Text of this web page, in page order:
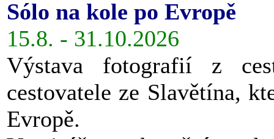
Sólo na kole po Evropě
15.8. - 31.10.2026
Výstava fotografií z
cestovatele ze Slavětína,
Evropě.